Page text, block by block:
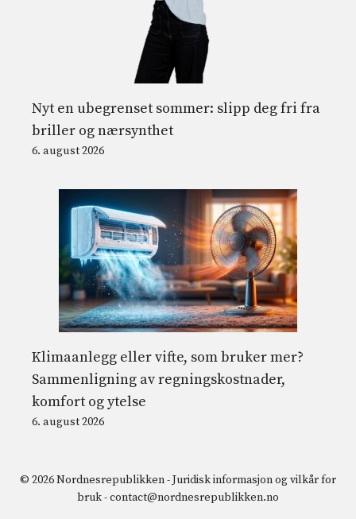
Nyt en ubegrenset sommer: slipp deg fri fra
briller og nærsynthet
6. august 2026
Klimaanlegg eller vifte, som bruker mer?
Sammenligning av regningskostnader,
komfort og ytelse
6. august 2026
© 2026 Nordnesrepublikken -Juridisk informasjon og vilkår for
bruk-contact@nordnesrepublikken.no